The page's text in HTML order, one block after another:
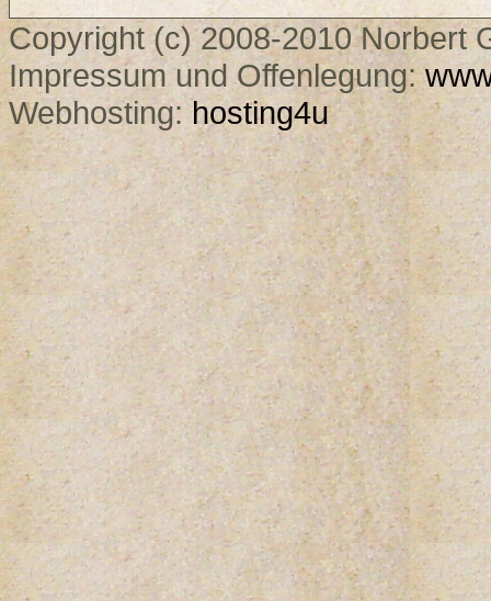
Copyright (c) 2008-2010 Norbert
Impressum und Offenlegung:
Webhosting:hosting4u